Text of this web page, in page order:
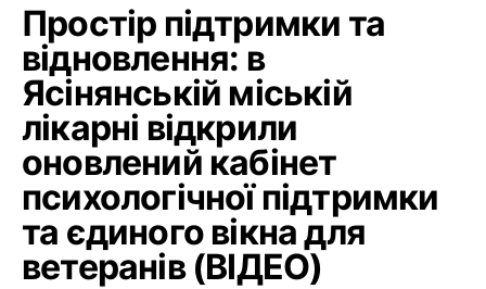
Простір підтримки та
відновлення: в
Ясінянській міській
лікарні відкрили
оновлений кабінет
психологічної підтримки
та єдиного вікна для
ветеранів (ВІДЕО)